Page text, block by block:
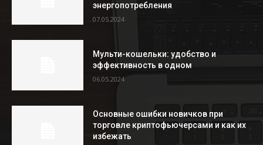
энергопотребления
07.05.2024
Мульти-кошельки: удобство и
эффективность в одном
06.05.2024
Основные ошибки новичков при
торговле криптофьючерсами и как их
избежать